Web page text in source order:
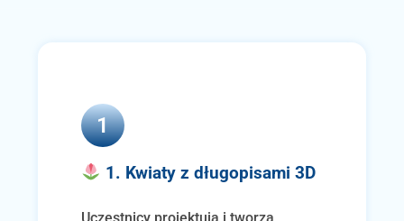
1
1. Kwiaty z długopisami 3D